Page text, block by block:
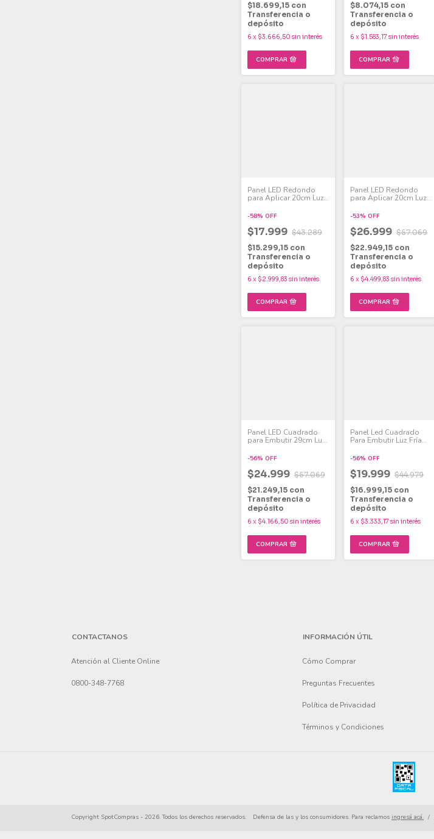
$18.699,15 con
Transferencia o
depósito
6 x $3.666,50 sin interés
$8.074,15 con
Transferencia o
depósito
6 x $1.583,17 sin interés
Panel LED Redondo
para Aplicar 20cm Luz
-58% OFF
$17.999 $43.289
$15.299,15 con
Transferencia o
depósito
6 x $2.999,83 sin interés
Panel LED Redondo
para Aplicar 20cm Luz
-53% OFF
$26.999 $57.069
$22.949,15 con
Transferencia o
depósito
6 x $4.499,83 sin interés
Panel LED Cuadrado
para Embutir 29cm Luz
-56% OFF
$24.999 $57.069
$21.249,15 con
Transferencia o
depósito
6 x $4.166,50 sin interés
Panel Led Cuadrado
Para Embutir Luz Fría
-56% OFF
$19.999 $44.979
$16.999,15 con
Transferencia o
depósito
6 x $3.333,17 sin interés
CONTACTANOS
Atención al Cliente Online
0800-348-7768
INFORMACIÓN ÚTIL
Cómo Comprar
Preguntas Frecuentes
Política de Privacidad
Términos y Condiciones
Copyright SpotCompras - 2026. Todos los derechos reservados. Defensa de las y los consumidores. Para reclamos ingresá acá. /